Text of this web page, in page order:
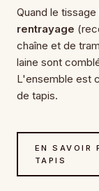
Quand le
rentrayage
chaîne et de
laine sont
L'ensemble est
de tapis.
EN SAVOIR
TAPIS